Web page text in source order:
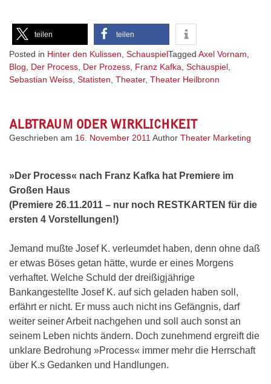
teilen teilen
Posted in Hinter den Kulissen SchauspielTagged Axel Vornam
Blog
Der Process Der Prozess Franz Kafka Schauspiel
Sebastian Weiss Statisten Theater, Theater Heilbronn
ALBTRAUM ODER WIRKLICHKEIT
Geschrieben am 16. November 2011 Author Theater Marketing
»Der Process« nach Franz Kafka hat Premiere im
Großen Haus
(Premiere 26.11.2011 – nur noch RESTKARTEN für die
ersten 4 Vorstellungen!)
Jemand mußte Josef K. verleumdet haben, denn ohne daß
er etwas Böses getan hätte, wurde er eines Morgens
verhaftet. Welche Schuld der dreißigjährige
Bankangestellte Josef K. auf sich geladen haben soll,
erfährt er nicht. Er muss auch nicht ins Gefängnis, darf
weiter seiner Arbeit nachgehen und soll auch sonst an
seinem Leben nichts ändern. Doch zunehmend ergreift die
unklare Bedrohung »Process« immer mehr die Herrschaft
über K.s Gedanken und Handlungen.